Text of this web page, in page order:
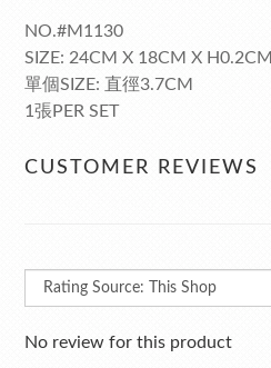
NO.#M1130
SIZE: 24CM X 18CM X H0.2CM
單個SIZE: 直徑3.7CM
1張PER SET
CUSTOMER REVIEWS
No review for this product